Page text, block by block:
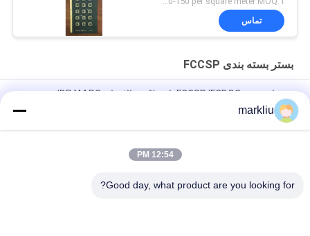
تماس
بستر بسته بندی FCCSP
زیربنای بسته FCCSP/FCBOC با عملکرد بالا برای DRAM PC/سرور و
SRAM/LPDDR
تولید زیرلایه بسته بندی نیمه هادی FCCSP
0.3mm FCCSP Package Substrate 4L Buildup Types ENEPIG
markliu
12:54 PM
Good day, what product are you looking for?